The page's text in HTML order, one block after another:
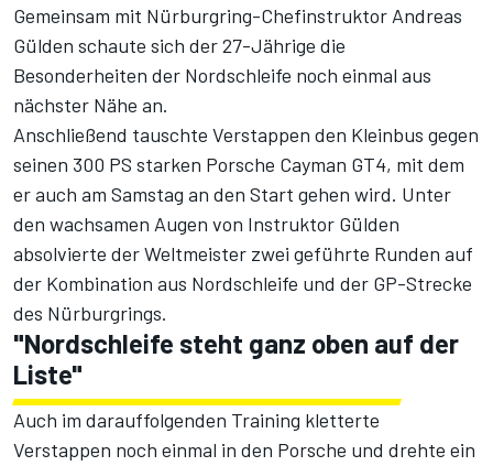
Gemeinsam mit Nürburgring-Chefinstruktor Andreas
Gülden schaute sich der 27-Jährige die
Besonderheiten der Nordschleife noch einmal aus
nächster Nähe an.
Anschließend tauschte Verstappen den Kleinbus gegen
seinen 300 PS starken Porsche Cayman GT4, mit dem
er auch am Samstag an den Start gehen wird. Unter
den wachsamen Augen von Instruktor Gülden
absolvierte der Weltmeister zwei geführte Runden auf
der Kombination aus Nordschleife und der GP-Strecke
des Nürburgrings.
"Nordschleife steht ganz oben auf der
Liste"
Auch im darauffolgenden Training kletterte
Verstappen noch einmal in den Porsche und drehte ein